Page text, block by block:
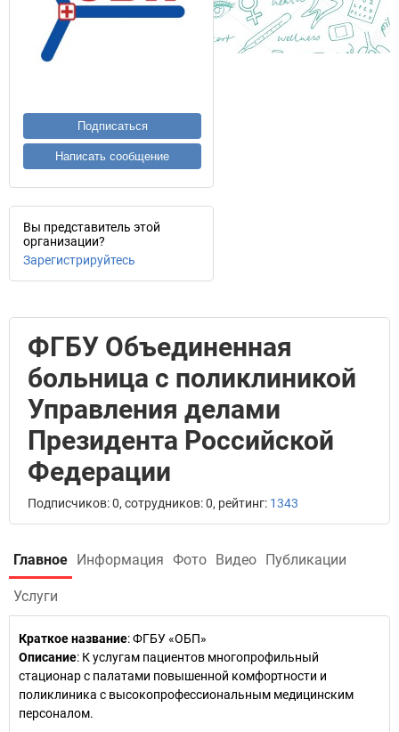
Подписаться
Написать сообщение
Вы представитель этой
организации?
Зарегистрируйтесь
ФГБУ Объединенная
больница с поликлиникой
Управления делами
Президента Российской
Федерации
Подписчиков: 0, сотрудников: 0, рейтинг: 1343
Главное Информация Фото Видео Публикации
Услуги
Краткое название:ФГБУ «ОБП»
Описание: К услугам пациентов многопрофильный
стационар с палатами повышенной комфортности и
поликлиника с высокопрофессиональным медицинским
персоналом.